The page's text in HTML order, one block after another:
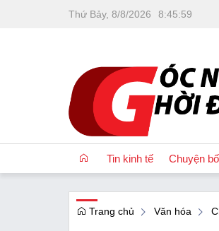
Thứ Bảy, 8/8/2026 8:46:01
Tin kinh tế
OCOP
Chuyện
Trang chủ Văn hóa